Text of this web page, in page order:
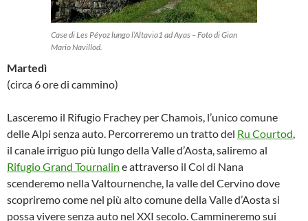
Case di Les Péyoz lungo l’Altavia1 ad Ayas – Foto di Gian
Mario Navillod.
Martedì
(circa 6 ore di cammino)
Lasceremo il Rifugio Frachey per Chamois, l’unico comune
delle Alpi senza auto. Percorreremo un tratto del Ru Courtod,
il canale irriguo più lungo della Valle d’Aosta, saliremo al
Rifugio Grand Tournalin e attraverso il Col di Nana
scenderemo nella Valtournenche, la valle del Cervino dove
scopriremo come nel più alto comune della Valle d’Aosta si
possa vivere senza auto nel XXI secolo. Cammineremo sui